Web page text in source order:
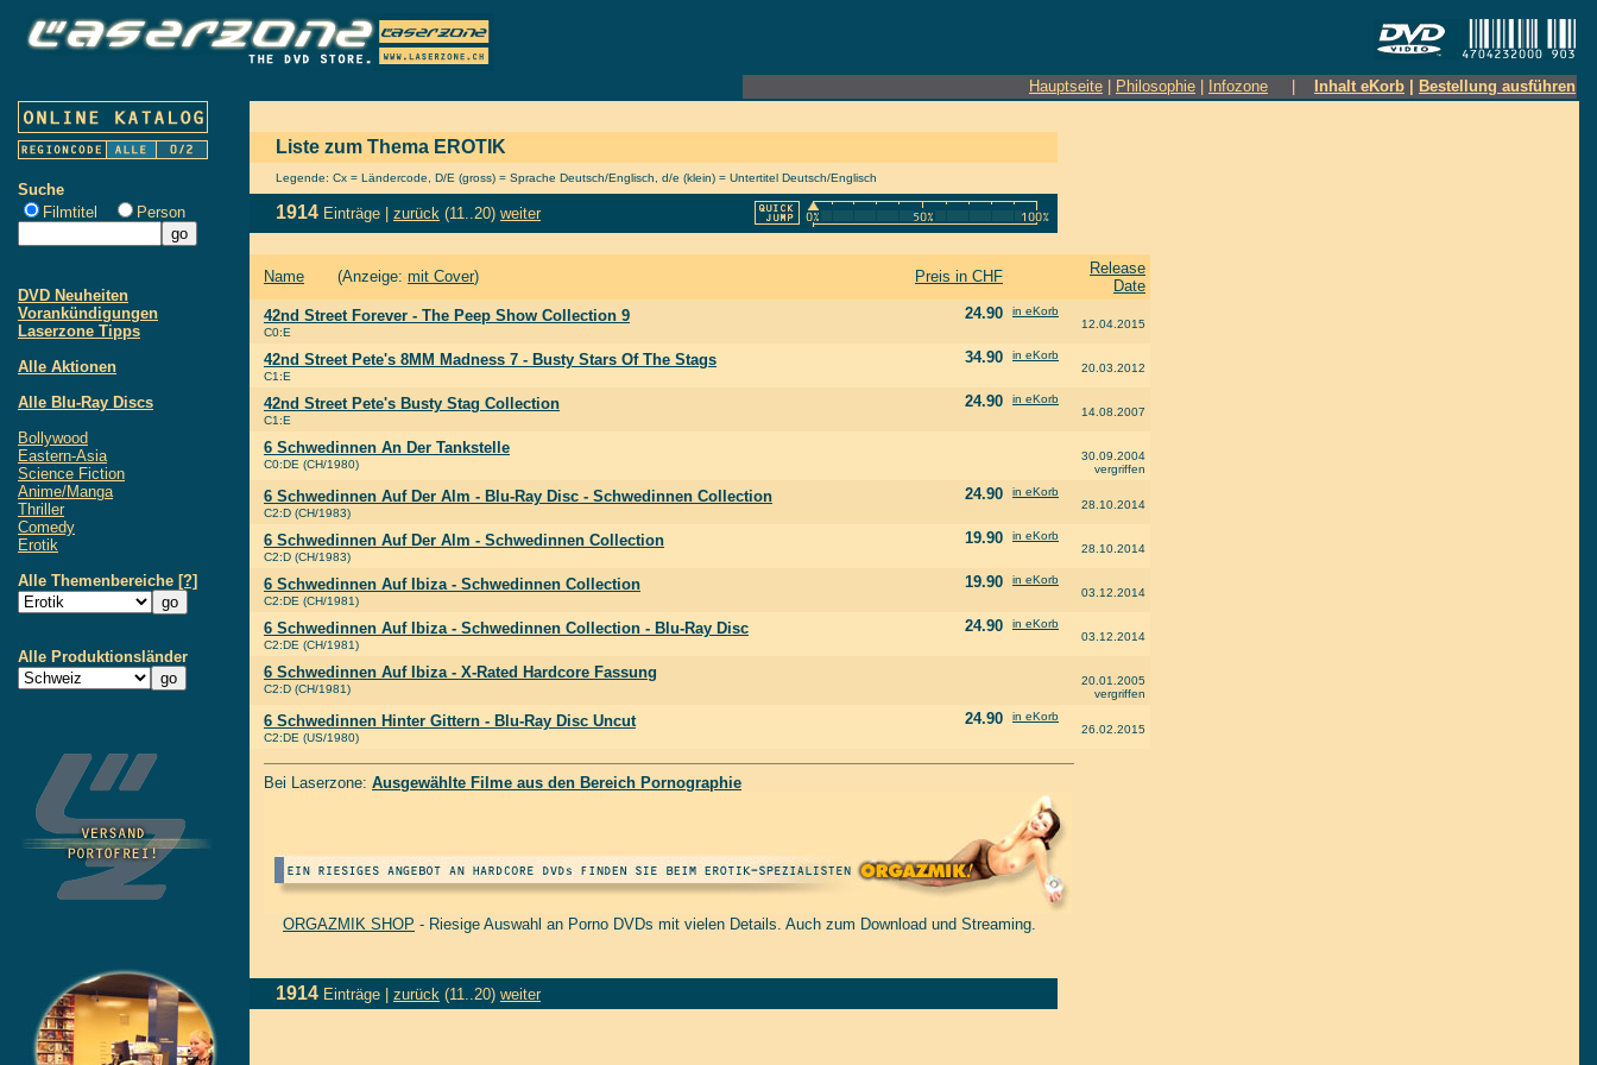
Hauptseite Philosophie Infozone Inhalt eKorb Bestellung ausführen
Suche
Filmtitel
Person
DVD Neuheiten
Vorankündigungen
Laserzone Tipps
Alle Aktionen
Alle Blu-Ray Discs
Bollywood
Eastern-Asia
Science Fiction
Anime/Manga
Thriller
Comedy
Erotik
Alle Themenbereiche [?]
Alle Produktionsländer
Liste zum Thema EROTIK
Legende: Cx = Ländercode, D/E (gross) = Sprache Deutsch/Englisch, d/e (klein) = Untertitel Deutsch/Englisch
1914 Einträge | zurück (11..20) weiter
Name (Anzeige: mit Cover) Preis in CHF
Release
Date
42nd Street Forever - The Peep Show Collection 9
C0:E
24.90
in eKorb
12.04.2015
42nd Street Pete's 8MM Madness 7 - Busty Stars Of The Stags
C1:E
34.90
in eKorb
20.03.2012
42nd Street Pete's Busty Stag Collection
C1:E
24.90
in eKorb
14.08.2007
6 Schwedinnen An Der Tankstelle
C0:DE (CH/1980)
30.09.2004
vergriffen
6 Schwedinnen Auf Der Alm - Blu-Ray Disc - Schwedinnen Collection
C2:D (CH/1983)
24.90
in eKorb
28.10.2014
6 Schwedinnen Auf Der Alm - Schwedinnen Collection
C2:D (CH/1983)
19.90
in eKorb
28.10.2014
6 Schwedinnen Auf Ibiza - Schwedinnen Collection
C2:DE (CH/1981)
19.90
in eKorb
03.12.2014
6 Schwedinnen Auf Ibiza - Schwedinnen Collection - Blu-Ray Disc
C2:DE (CH/1981)
24.90
in eKorb
03.12.2014
6 Schwedinnen Auf Ibiza - X-Rated Hardcore Fassung
C2:D (CH/1981)
20.01.2005
vergriffen
6 Schwedinnen Hinter Gittern - Blu-Ray Disc Uncut
C2:DE (US/1980)
24.90
in eKorb
26.02.2015
Bei Laserzone: Ausgewählte Filme aus den Bereich Pornographie
ORGAZMIK SHOP - Riesige Auswahl an Porno DVDs mit vielen Details. Auch zum Download und Streaming.
1914 Einträge | zurück (11..20) weiter